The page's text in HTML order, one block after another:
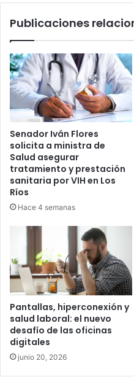
Publicaciones
Senador Iván Flores
solicita a ministra de
Salud asegurar
tratamiento y prestación
sanitaria por VIH en Los
Ríos
Hace 4 semanas
Pantallas, hiperconexión y
salud laboral: el nuevo
desafío de las oficinas
digitales
junio 20, 2026